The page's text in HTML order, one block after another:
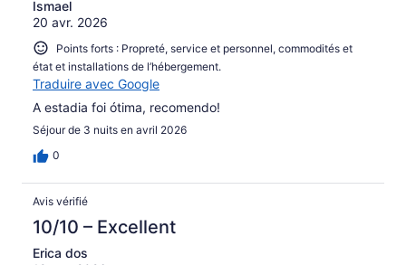
Ismael
20 avr. 2026
Points forts : Propreté, service et personnel, commodités et
état et installations de l’hébergement.
Traduire avec Google
A estadia foi ótima, recomendo!
Séjour de 3 nuits en avril 2026
0
Avis vérifié
10/10 – Excellent
Erica dos